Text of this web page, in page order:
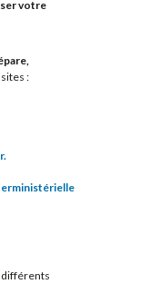
votre
:
différents